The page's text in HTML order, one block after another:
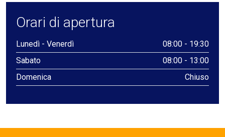
Orari di apertura
Lunedì - Venerdì
08:00 - 19:30
Sabato
08:00 - 13:00
Domenica
Chiuso